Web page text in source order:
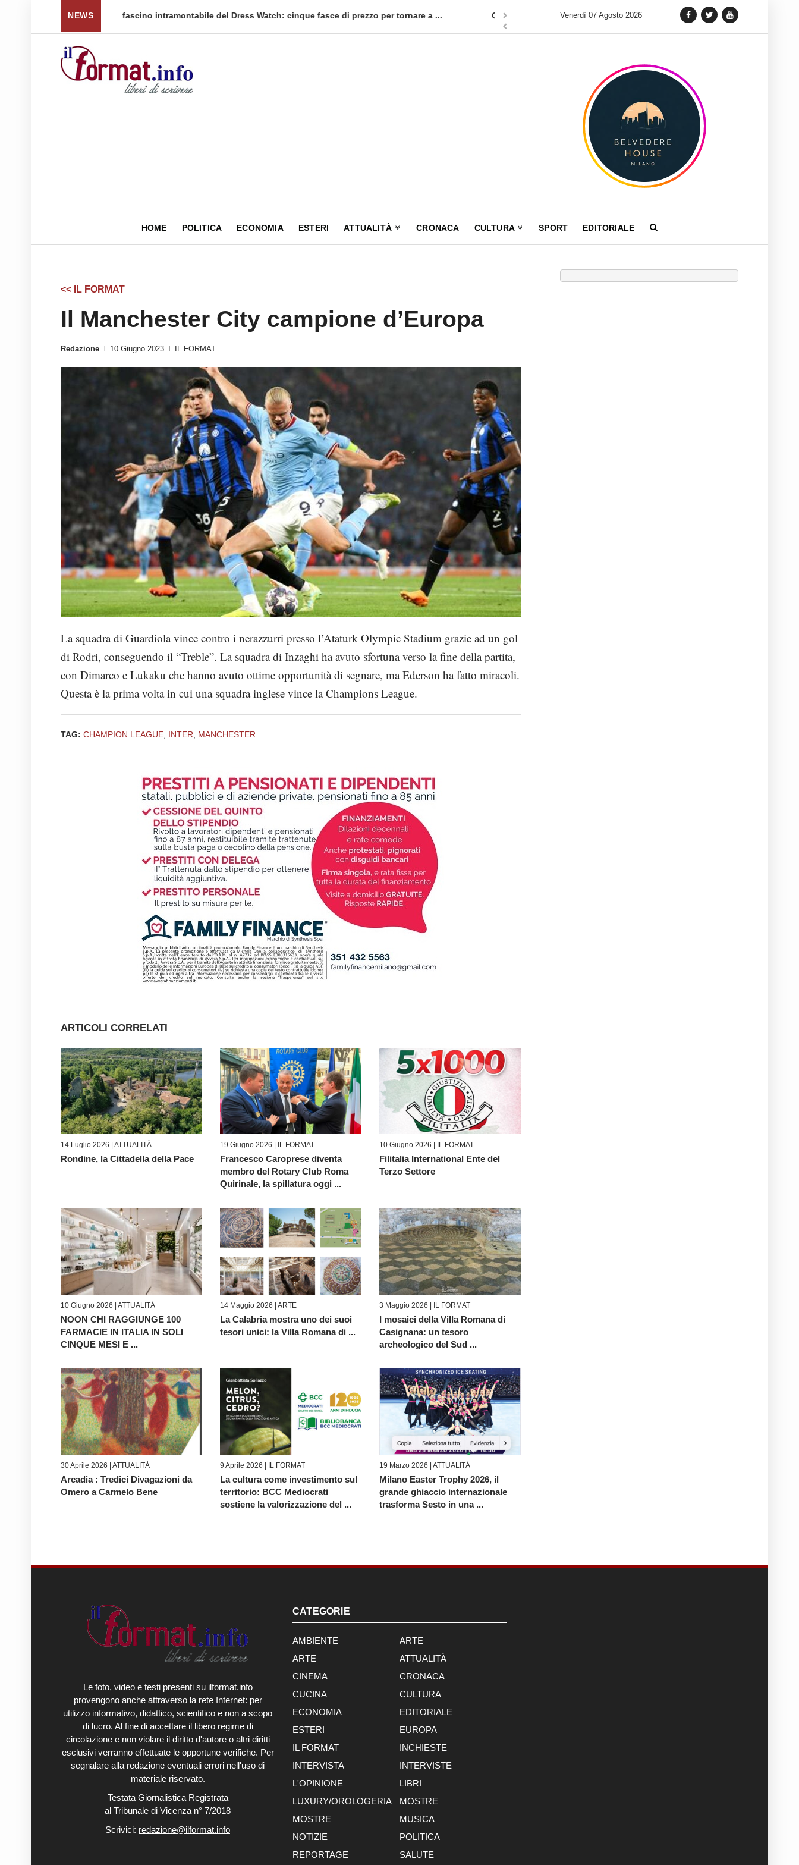
NEWS
per tornare a ... Quellidipiazzaaffari lancia un nuovo appuntamento in terra siciliana: Quellidipiazzatrinità Tag Heuer lancia una variante Limited Edition del Carrera Chronograph in
Venerdì 07 Agosto 2026
HOME POLITICA ECONOMIA ESTERI ATTUALITÀ CRONACA CULTURA SPORT EDITORIALE
<< IL FORMAT
Il Manchester City campione d’Europa
Redazione 10 Giugno 2023 IL FORMAT
La squadra di Guardiola vince contro i nerazzurri presso l’Ataturk Olympic Stadium grazie ad un gol
di Rodri, conseguendo il “Treble”. La squadra di Inzaghi ha avuto sfortuna verso la fine della partita,
con Dimarco e Lukaku che hanno avuto ottime opportunità di segnare, ma Ederson ha fatto miracoli.
Questa è la prima volta in cui una squadra inglese vince la Champions League.
TAG: CHAMPION LEAGUE INTER MANCHESTER
ARTICOLI CORRELATI
14 Luglio 2026 | ATTUALITÀ
Rondine, la Cittadella della Pace
19 Giugno 2026 | IL FORMAT
Francesco Caroprese diventa
membro del Rotary Club Roma
Quirinale, la spillatura oggi ...
10 Giugno 2026 | IL FORMAT
Filitalia International Ente del
Terzo Settore
10 Giugno 2026 | ATTUALITÀ
NOON CHI RAGGIUNGE 100
FARMACIE IN ITALIA IN SOLI
CINQUE MESI E ...
14 Maggio 2026 | ARTE
La Calabria mostra uno dei suoi
tesori unici: la Villa Romana di ...
3 Maggio 2026 | IL FORMAT
I mosaici della Villa Romana di
Casignana: un tesoro
archeologico del Sud ...
30 Aprile 2026 | ATTUALITÀ
Arcadia : Tredici Divagazioni da
Omero a Carmelo Bene
9 Aprile 2026 | IL FORMAT
La cultura come investimento sul
territorio: BCC Mediocrati
sostiene la valorizzazione del ...
19 Marzo 2026 | ATTUALITÀ
Milano Easter Trophy 2026, il
grande ghiaccio internazionale
trasforma Sesto in una ...
Le foto, video e testi presenti su ilformat.info
provengono anche attraverso la rete Internet: per
utilizzo informativo, didattico, scientifico e non a scopo
di lucro. Al fine di accettare il libero regime di
circolazione e non violare il diritto d'autore o altri diritti
esclusivi verranno effettuate le opportune verifiche. Per
segnalare alla redazione eventuali errori nell'uso di
materiale riservato.
Testata Giornalistica Registrata
al Tribunale di Vicenza n° 7/2018
Scrivici: redazione@ilformat.info
CATEGORIE
AMBIENTE
ARTE
ARTE
ATTUALITÀ
CINEMA
CRONACA
CUCINA
CULTURA
ECONOMIA
EDITORIALE
ESTERI
EUROPA
IL FORMAT
INCHIESTE
INTERVISTA
INTERVISTE
L'OPINIONE
LIBRI
LUXURY/OROLOGERIA
MOSTRE
MOSTRE
MUSICA
NOTIZIE
POLITICA
REPORTAGE
SALUTE